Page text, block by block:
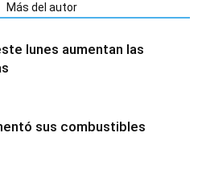
Más del autor
lunes aumentan las
sus combustibles